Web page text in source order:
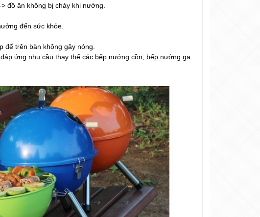
đồ ăn không bị cháy khi nướng.
đến sức khỏe.
để trên bàn không gây nóng.
ứng nhu cầu thay thế các bếp nướng cồn, bếp nướng ga